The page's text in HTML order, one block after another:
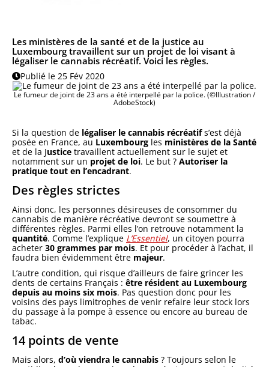
Les ministères de la santé et de la justice au
Luxembourg travaillent sur un projet de loi visant à
légaliser le cannabis récréatif. Voici les règles.
Publié le 25 Fév 2020
Le fumeur de joint de 23 ans a été interpellé par la police. (©Illustration /
AdobeStock)
Si la question de légaliser le cannabis récréatifs’est déjà
posée en France, au Luxembourg les ministères de la Santé
et de la Justice travaillent actuellement sur le sujet et
notamment sur un projet de loi. Le but ? Autoriser la
pratique tout en l’encadrant.
Des règles strictes
Ainsi donc, les personnes désireuses de consommer du
cannabis de manière récréative devront se soumettre à
différentes règles. Parmi elles l’on retrouve notamment la
quantité. Comme l’explique L’Essentiel, un citoyen pourra
acheter 30 grammes par mois. Et pour procéder à l’achat, il
faudra bien évidemment être majeur.
L’autre condition, qui risque d’ailleurs de faire grincer les
dents de certains Français : être résident au Luxembourg
depuis au moins six mois. Pas question donc pour les
voisins des pays limitrophes de venir refaire leur stock lors
du passage à la pompe à essence ou encore au bureau de
tabac.
14 points de vente
Mais alors, d’où viendra le cannabis ? Toujours selon le